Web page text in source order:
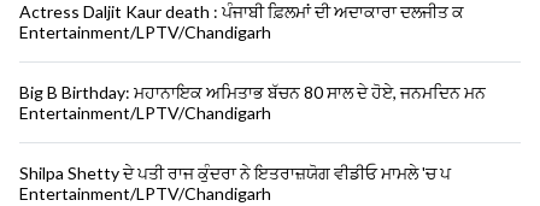
Actress Daljit Kaur death : ਪੰਜਾਬੀ ਫ਼ਿਲਮਾਂ ਦੀ ਅਦਾਕਾਰਾ ਦਲਜੀਤ ਕ
Entertainment/LPTV/Chandigarh
Big B Birthday: ਮਹਾਨਾਇਕ ਅਮਿਤਾਭ ਬੱਚਨ 80 ਸਾਲ ਦੇ ਹੋਏ, ਜਨਮਦਿਨ ਮਨ
Entertainment/LPTV/Chandigarh
Shilpa Shetty ਦੇ ਪਤੀ ਰਾਜ ਕੁੰਦਰਾ ਨੇ ਇਤਰਾਜ਼ਯੋਗ ਵੀਡੀਓ ਮਾਮਲੇ 'ਚ ਪ
Entertainment/LPTV/Chandigarh